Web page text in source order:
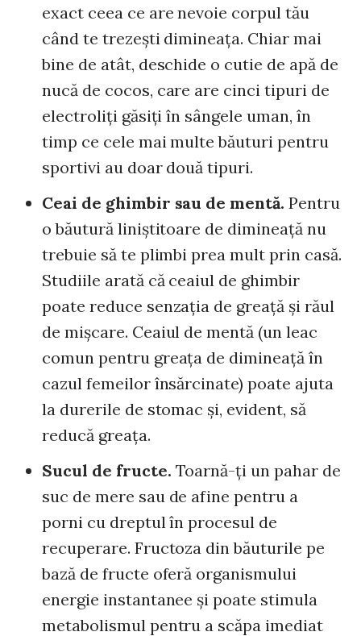
exact ceea ce are nevoie corpul tău
când te trezeşti dimineaţa. Chiar mai
bine de atât, deschide o cutie de apă de
nucă de cocos, care are cinci tipuri de
electroliţi găsiţi în sângele uman, în
timp ce cele mai multe băuturi pentru
sportivi au doar două tipuri.
Ceai de ghimbir sau de mentă. Pentru
o băutură liniştitoare de dimineaţă nu
trebuie să te plimbi prea mult prin casă.
Studiile arată că ceaiul de ghimbir
poate reduce senzaţia de greaţă şi răul
de mişcare. Ceaiul de mentă (un leac
comun pentru greaţa de dimineaţă în
cazul femeilor însărcinate) poate ajuta
la durerile de stomac şi, evident, să
reducă greaţa.
Sucul de fructe. Toarnă-ţi un pahar de
suc de mere sau de afine pentru a
porni cu dreptul în procesul de
recuperare. Fructoza din băuturile pe
bază de fructe oferă organismului
energie instantanee şi poate stimula
metabolismul pentru a scăpa imediat